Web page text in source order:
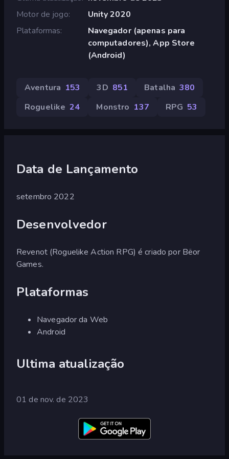
Motor de jogo
Unity 2020
Plataformas
Navegador (apenas para
computadores), App Store
(Android)
Aventura 153 3D 851 Batalha 380
Roguelike 24 Monstro 137 RPG 53
Data de Lançamento
setembro 2022
Desenvolvedor
Revenot (Roguelike Action RPG) é criado por Bëor
Games.
Plataformas
Navegador da Web
Android
Ultima atualização
01 de nov. de 2023